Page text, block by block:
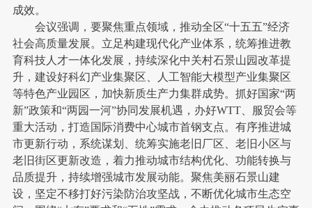
成效。
会议强调，要聚焦重点领域，推动全区“十五五”经济
社会高质量发展。立足构建现代化产业体系，统筹推进教
育科技人才一体化发展，持续深化中关村石景山园改革提
升，建设好科幻产业集聚区、人工智能大模型产业集聚区
等特色产业园区，加快新质生产力集群成势。抓好国家“两
新”政策和“两园一河”协同发展机遇，办好WTT、服贸会等
重大活动，打造国际消费中心城市首钢支点。有序推进城
市更新行动，系统谋划、统筹实施老旧厂区、老旧小区与
老旧街区更新改造，着力推动城市结构优化、功能转换与
品质提升，持续增强城市发展动能。聚焦美丽石景山建
设，坚定不移打好污染防治攻坚战，不断优化城市生态空